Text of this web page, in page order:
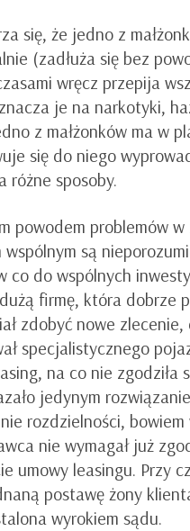
że jedno z
(zadłuża się bez
wręcz przepija
je na narkotyki,
z małżonków ma w
się do niego
różne sposoby.
problemów w
są
co do wspólnych
firmę, która dobrze
zdobyć nowe
specjalistycznego
na co nie zgodziła
jedynym
rozdzielności,
nie wymagał już
umowy leasingu. Przy
postawę żony
wyrokiem sądu.